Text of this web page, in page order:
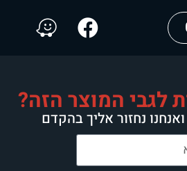
לגבי המוצר הזה?
נחזור אליך בהקדם